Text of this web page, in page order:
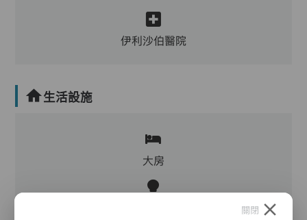
伊利沙伯醫院
生活設施
大房
客廳,飯廳,活動區,廚房,洗衣房,冷氣,暖氣關閉